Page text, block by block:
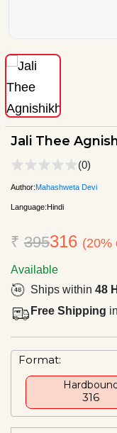
Jali Thee
(0)
Author:Mahashweta Devi
Language:Hindi
₹ 395316 (20%
Available
Ships within 48
Free Shipping
Format:
₹316